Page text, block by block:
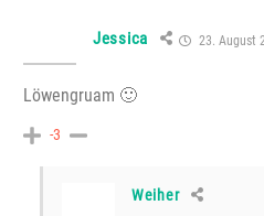
Jessica 23. August
Löwengruam 🙂
-3
Weiher